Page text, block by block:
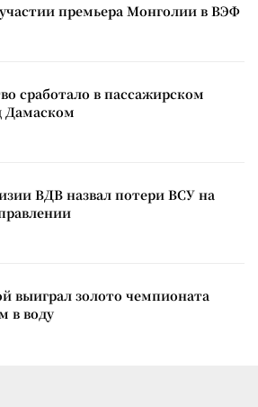
премьера Монголии в ВЭФ
сработало в пассажирском
Дамаском
ВДВ назвал потери ВСУ на
выиграл золото чемпионата
в воду